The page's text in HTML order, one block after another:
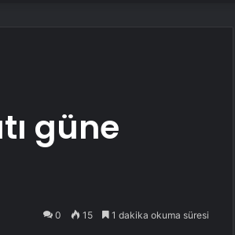
güne
0 15 1 dakika okuma süresi